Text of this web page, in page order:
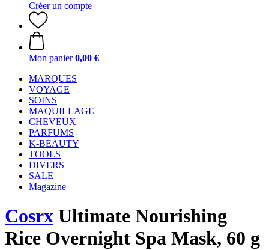
Créer un compte
Mon panier 0,00 €
MARQUES
VOYAGE
SOINS
MAQUILLAGE
CHEVEUX
PARFUMS
K-BEAUTY
TOOLS
DIVERS
SALE
Magazine
Cosrx Ultimate Nourishing
Rice Overnight Spa Mask, 60 g